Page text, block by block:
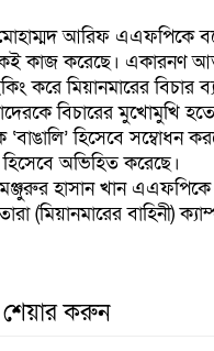
মোহাম্মদ আরিফ এএফপিকে
কাজ করেছে। একারনণ
করে মিয়ানমারের বিচার
বিচারের মুখোমুখি
হিসেবে সম্বোধন
হিসেবে অভিহিত করেছে।
মঞ্জুরুর হাসান খান এএফপিকে
(মিয়ানমারের বাহিনী)
শেয়ার করুন